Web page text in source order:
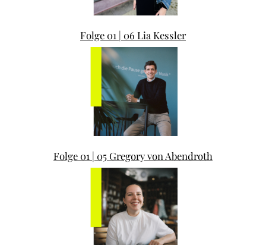
Folge 01 | 06 Lia Kessler
Folge 01 | 05 Gregory von Abendroth